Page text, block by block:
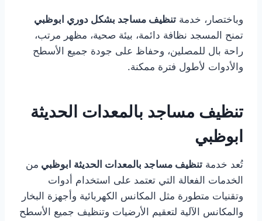
وباختصار، خدمة تنظيف مساجد بشكل دوري ابوظبي
تمنح المسجد نظافة دائمة، بيئة صحية، مظهر مرتب،
راحة بال للمصلين، وحفاظ على جودة جميع الأسطح
والأدوات لأطول فترة ممكنة.
تنظيف مساجد بالمعدات الحديثة
ابوظبي
تُعد خدمة تنظيف مساجد بالمعدات الحديثة ابوظبي من
الخدمات الفعالة التي تعتمد على استخدام أدوات
وتقنيات متطورة مثل المكانس الكهربائية وأجهزة البخار
والمكانس الآلية لتعقيم الأرضيات وتنظيف جميع الأسطح